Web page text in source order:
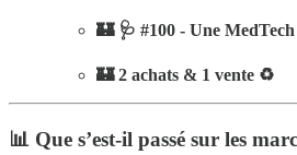
🏰 🩺 #100 - Une
🏰 2 achats & 1 vente ♻️
📊 Que s’est-il passé sur les